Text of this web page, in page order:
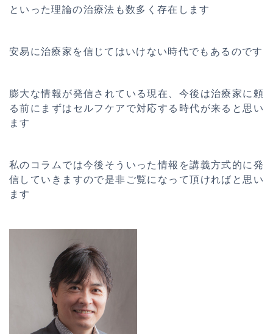
といった理論の治療法も数多く存在します
安易に治療家を信じてはいけない時代でもあるのです
膨大な情報が発信されている現在、今後は治療家に頼
る前にまずはセルフケアで対応する時代が来ると思い
ます
私のコラムでは今後そういった情報を講義方式的に発
信していきますので是非ご覧になって頂ければと思い
ます